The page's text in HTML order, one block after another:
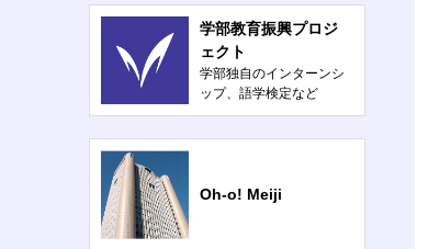
学部教育振興プロジ
ェクト
学部独自のインターンシ
ップ、語学検定など
Oh-o! Meiji